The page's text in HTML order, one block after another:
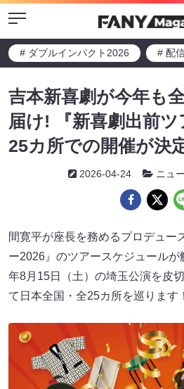
Menu
# ダブルインパクト2026 # 配
吉本新喜劇が今年も
届け! 『新喜劇出前ツ
25カ所での開催が決
2026-04-24 ニュ
間寛平が座長を務めるプロデュー
ー2026』のツアースケジュール
年8月15日（土）の埼玉公演を皮
て日本全国・全25カ所を巡ります！